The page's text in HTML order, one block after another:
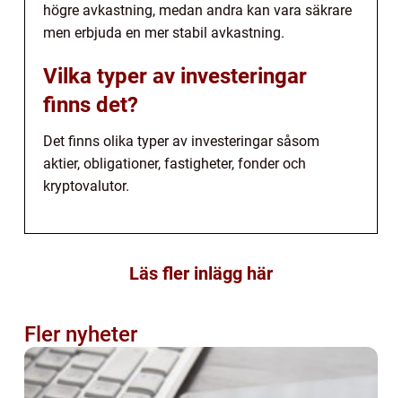
högre avkastning, medan andra kan vara säkrare
men erbjuda en mer stabil avkastning.
Vilka typer av investeringar
finns det?
Det finns olika typer av investeringar såsom
aktier, obligationer, fastigheter, fonder och
kryptovalutor.
Läs fler inlägg här
Fler nyheter